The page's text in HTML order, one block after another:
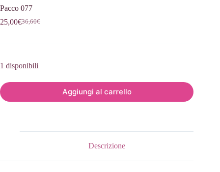
Pacco 077
36,60€
Il
originale
25,00€Il
attuale
1 disponibili
Aggiungi al carrello
Descrizione